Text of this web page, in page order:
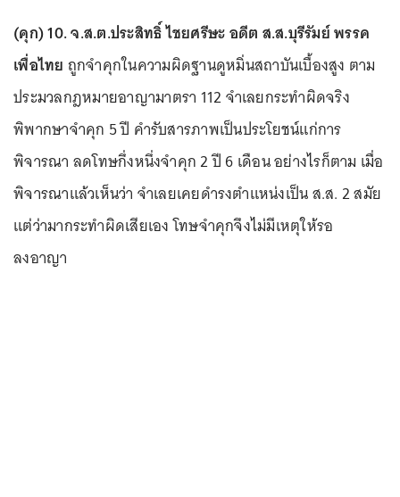
(คุก) 10. จ.ส.ต.ประสิทธิ์ ไชยศรีษะ อดีต ส.ส.บุรีรัมย์ พรรค
เพื่อไทย ถูกจำคุกในความผิดฐานดูหมิ่นสถาบันเบื้องสูง ตาม
ประมวลกฎหมายอาญามาตรา 112 จำเลยกระทำผิดจริง
พิพากษาจำคุก 5 ปี คำรับสารภาพเป็นประโยชน์แก่การ
พิจารณา ลดโทษกึ่งหนึ่งจำคุก 2 ปี 6 เดือน อย่างไรก็ตาม เมื่อ
พิจารณาแล้วเห็นว่า จำเลยเคยดำรงตำแหน่งเป็น ส.ส. 2 สมัย
แต่ว่ามากระทำผิดเสียเอง โทษจำคุกจึงไม่มีเหตุให้รอ
ลงอาญา